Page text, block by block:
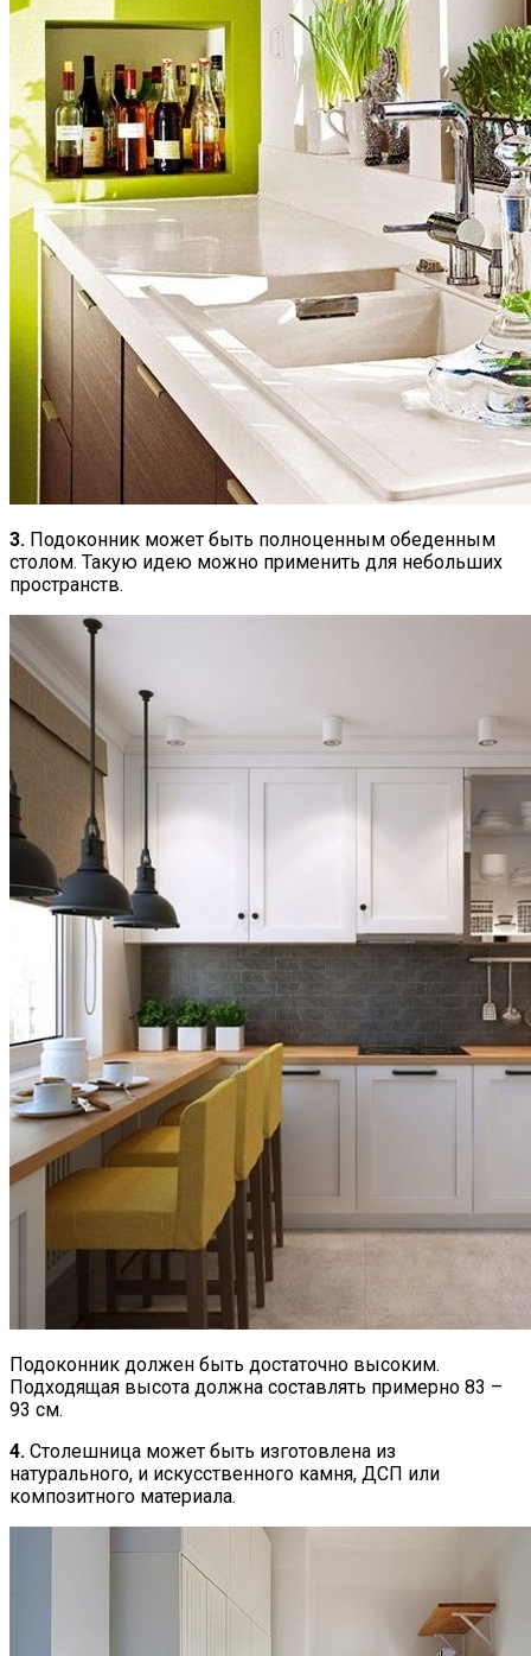
3. Подоконник может быть полноценным обеденным
столом. Такую идею можно применить для небольших
пространств.
Подоконник должен быть достаточно высоким.
Подходящая высота должна составлять примерно 83 –
93 см.
4. Столешница может быть изготовлена из
натурального, и искусственного камня, ДСП или
композитного материала.